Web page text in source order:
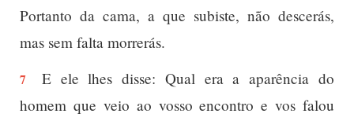
Portanto da cama, a que subiste, não descerás,
mas sem falta morrerás.
7
E ele lhes disse: Qual era a aparência do
homem que veio ao vosso encontro e vos falou